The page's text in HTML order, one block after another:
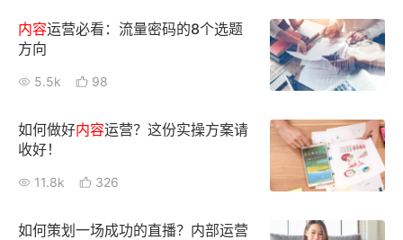
品牌消费观
新零售资讯
培训课程
私域课程
增长俱乐部
内容运营必看：流量密码的8个选题
方向
5.5k 98
如何做好内容运营？这份实操方案请
收好！
11.8k 326
如何策划一场成功的直播？内部运营